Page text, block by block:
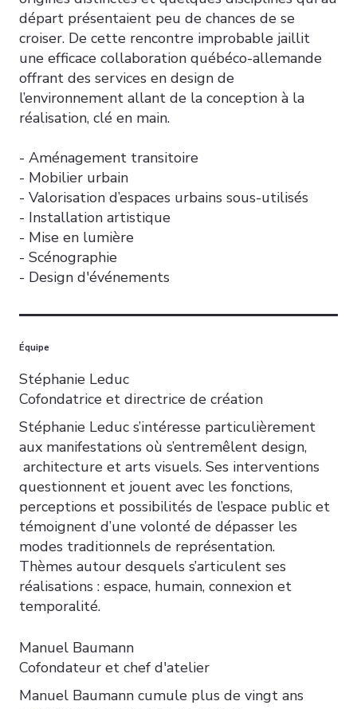
Manuel Baumann
Cofondateur et chef d'atelier
Manuel Baumann cumule plus de vingt ans
Stéphanie Leduc
Cofondatrice et directrice de création
Stéphanie Leduc s’intéresse particulièrement
aux manifestations où s’entremêlent design,
architecture et arts visuels. Ses interventions
questionnent et jouent avec les fonctions,
perceptions et possibilités de l’espace public et
témoignent d’une volonté de dépasser les
modes traditionnels de représentation.
Thèmes autour desquels s’articulent ses
réalisations : espace, humain, connexion et
temporalité.
Équipe
départ présentaient peu de chances de se
croiser. De cette rencontre improbable jaillit
une efficace collaboration québéco-allemande
offrant des services en design de
l’environnement allant de la conception à la
réalisation, clé en main.
- Aménagement transitoire
- Mobilier urbain
- Valorisation d’espaces urbains sous-utilisés
- Installation artistique
- Mise en lumière
- Scénographie
- Design d'événements